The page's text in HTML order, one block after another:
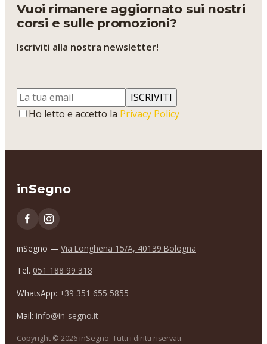
Vuoi rimanere aggiornato sui nostri
corsi e sulle promozioni?
Iscriviti alla nostra newsletter!
ISCRIVITI
Ho letto e accetto la Privacy Policy
inSegno
inSegno — Via Longhena 15/A, 40139 Bologna
Tel. 051 188 99 318
WhatsApp: +39 351 655 5855
Mail: info@in-segno.it
Copyright © 2026 inSegno. Tutti i diritti riservati.